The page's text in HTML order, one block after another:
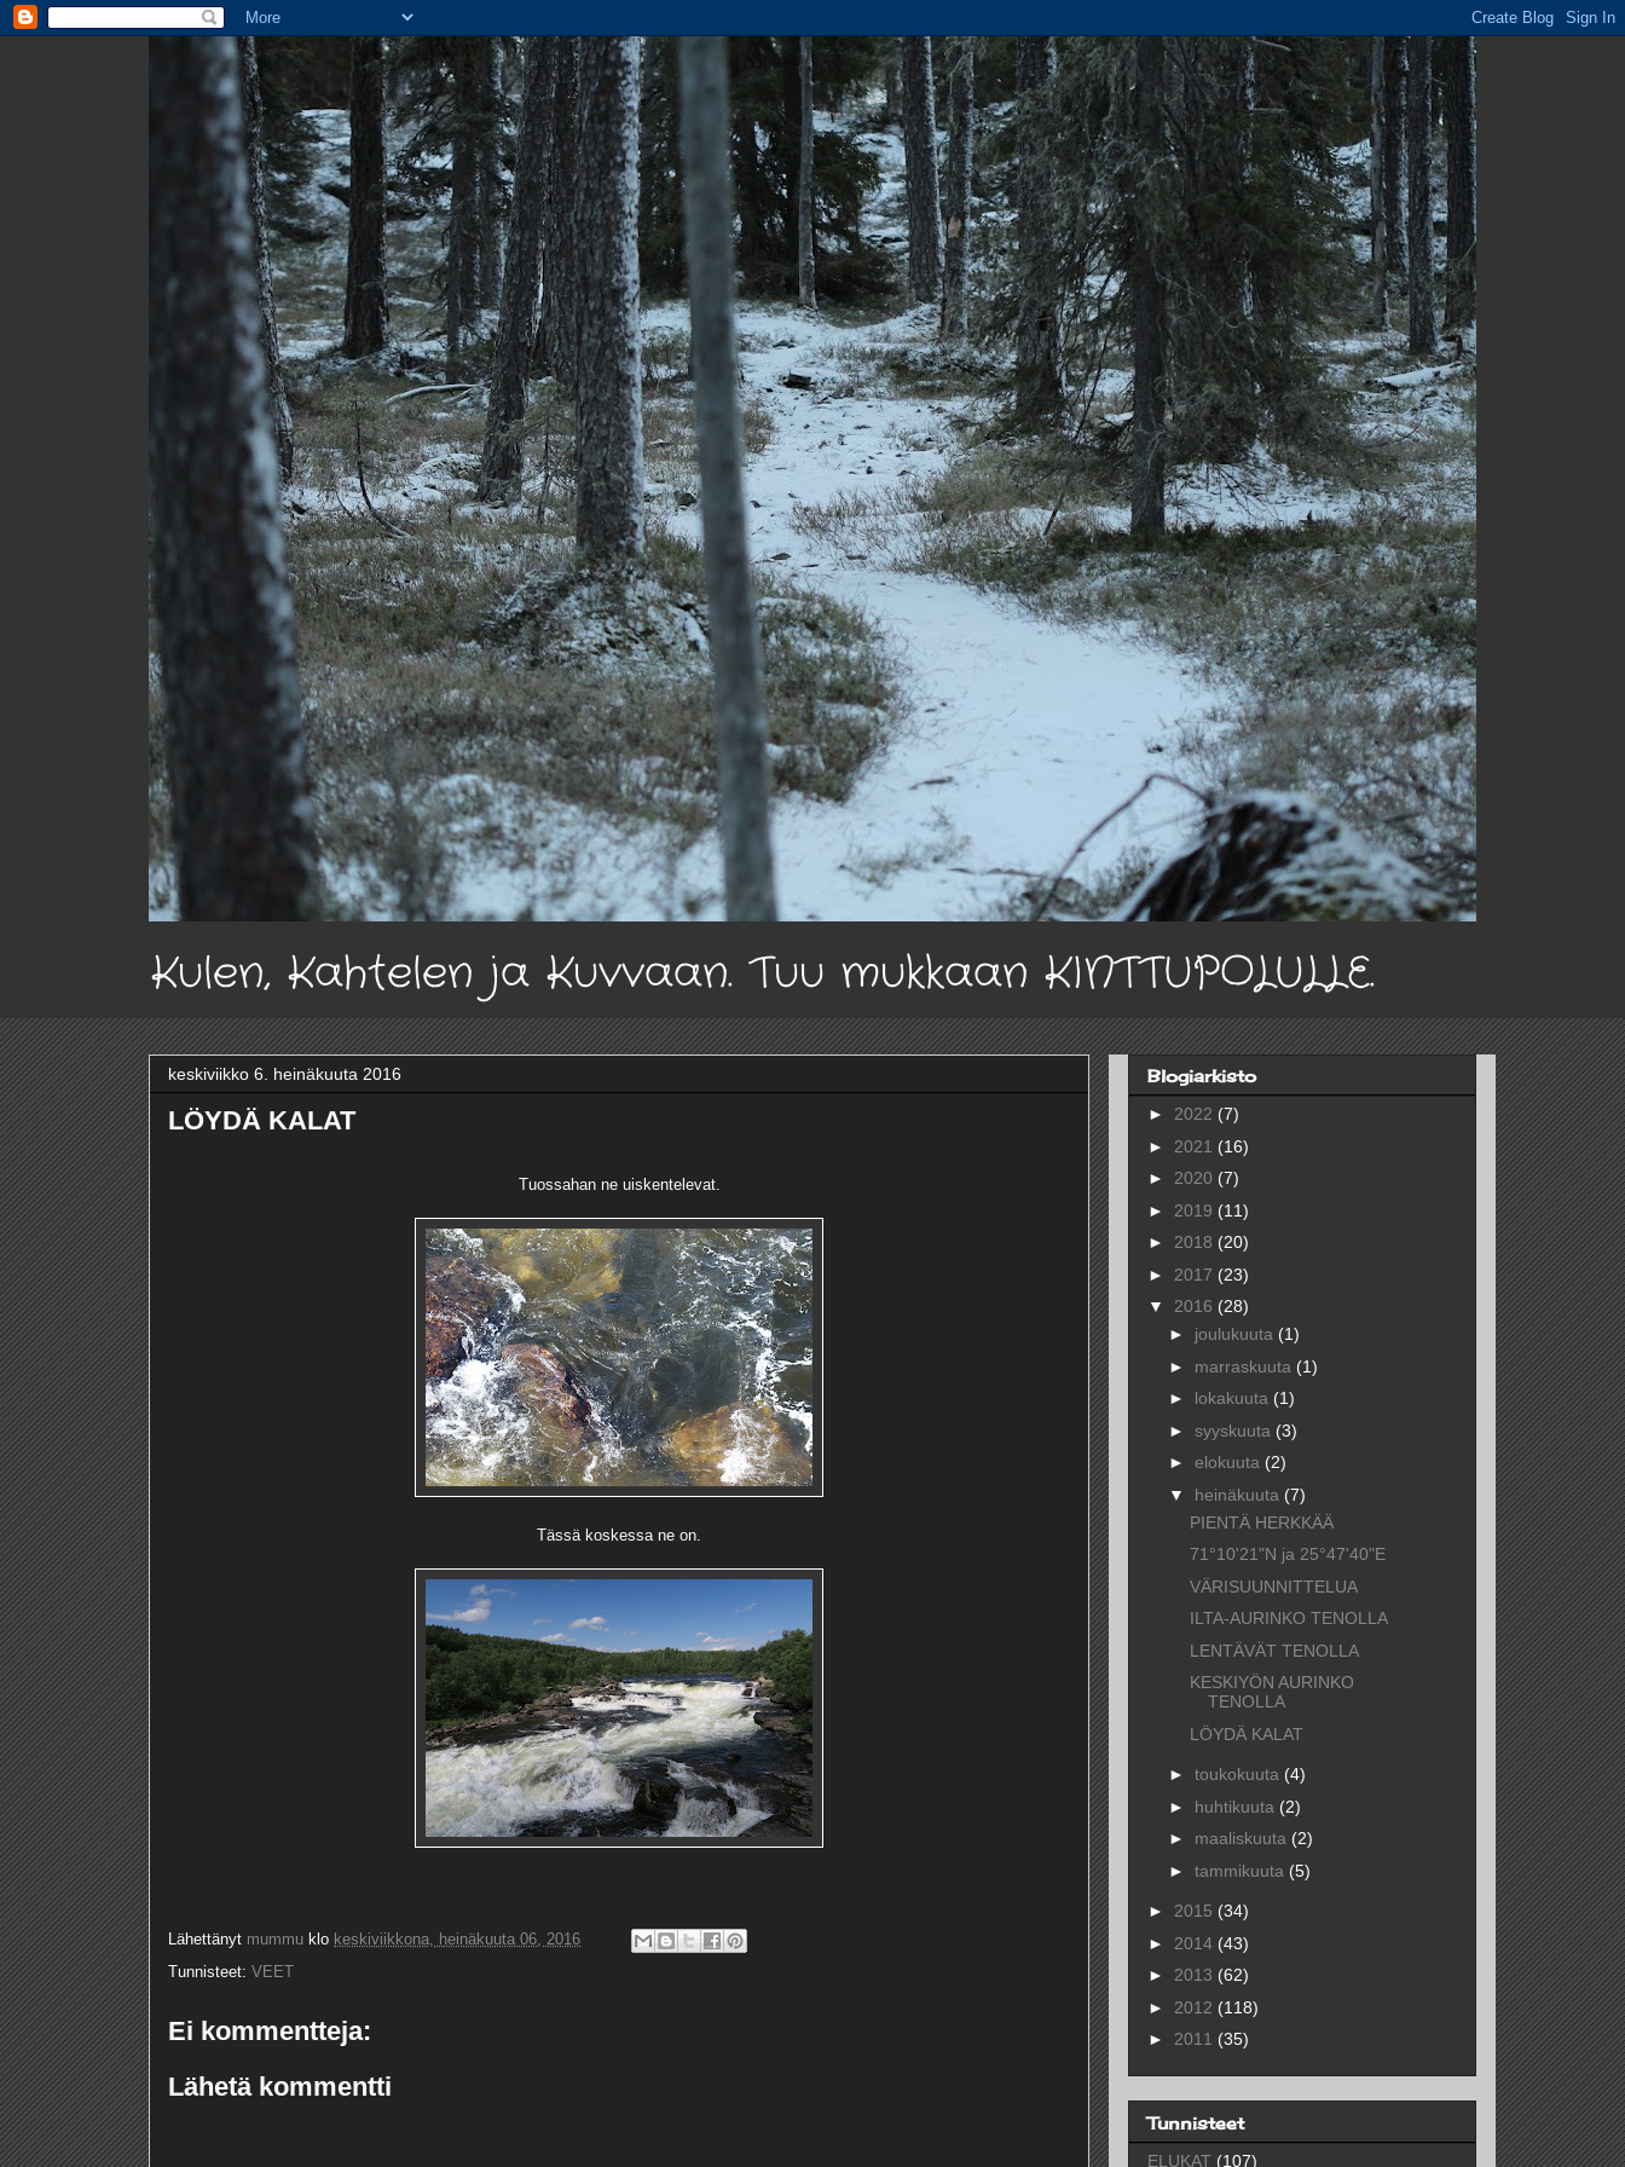
Kulen, Kahtelen ja Kuvvaan. Tuu mukkaan KINTTUPOLULLE.
keskiviikko 6. heinäkuuta 2016
LÖYDÄ KALAT
Tuossahan ne uiskentelevat.
Tässä koskessa ne on.
Lähettänyt mummu klo keskiviikkona, heinäkuuta 06, 2016
Tunnisteet: VEET
Ei kommentteja:
Lähetä kommentti
Blogiarkisto
► 2022 (7)
► 2021 (16)
► 2020 (7)
► 2019 (11)
► 2018 (20)
► 2017 (23)
▼ 2016 (28)
► joulukuuta (1)
► marraskuuta (1)
► lokakuuta (1)
► syyskuuta (3)
► elokuuta (2)
▼ heinäkuuta (7)
PIENTÄ HERKKÄÄ
71°10'21"N ja 25°47'40"E
VÄRISUUNNITTELUA
ILTA-AURINKO TENOLLA
LENTÄVÄT TENOLLA
KESKIYÖN AURINKO
TENOLLA
LÖYDÄ KALAT
► toukokuuta (4)
► huhtikuuta (2)
► maaliskuuta (2)
► tammikuuta (5)
► 2015 (34)
► 2014 (43)
► 2013 (62)
► 2012 (118)
► 2011 (35)
Tunnisteet
ELUKAT (107)